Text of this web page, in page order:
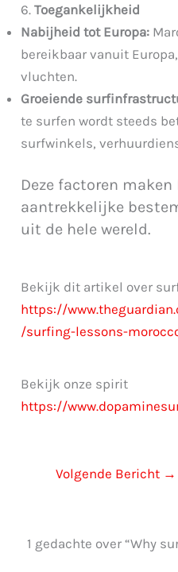
6.Toegankelijkheid
Nabijheid tot Europa:
bereikbaar vanuit
vluchten.
Groeiende
te surfen wordt steeds
surfwinkels,
Deze factoren
aantrekkelijke
uit de hele wereld.
Bekijk dit artikel over
https://
/surfing-lessons-
Bekijk onze spirit
https://
Volgende Bericht →
1 gedachte over “Why